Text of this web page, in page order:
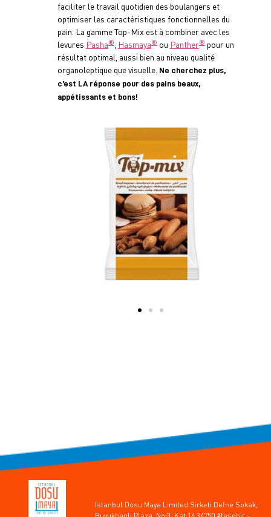
faciliter le travail quotidien des boulangers et
optimiser les caractéristiques fonctionnelles du
pain. La gamme Top-Mix est à combiner avec les
levures Pasha®, Hasmaya®ou Panther®pour un
résultat optimal, aussi bien au niveau qualité
organoleptique que visuelle. Ne cherchez plus,
c’est LA réponse pour des pains beaux,
appétissants et bons!
Istanbul Dosu Maya Limited Sirketi Defne Sokak,